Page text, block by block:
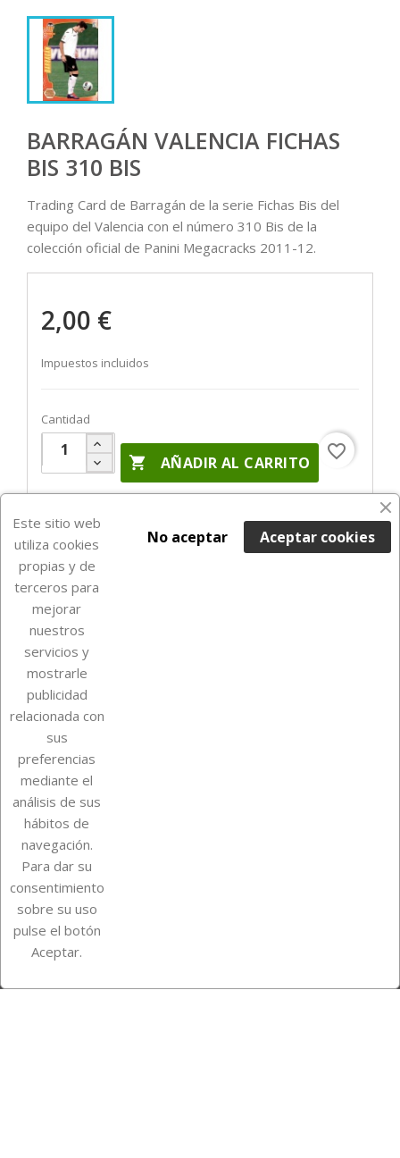
BARRAGÁN VALENCIA FICHAS
BIS 310 BIS
Trading Card de Barragán de la serie Fichas Bis del
equipo del Valencia con el número 310 Bis de la
colección oficial de Panini Megacracks 2011-12.
2,00 €
Impuestos incluidos
Cantidad
 AÑADIR AL CARRITO
favorite_border

Su cuenta
Información de la tienda
InstagramTikTok
Este sitio web
utiliza cookies
propias y de
terceros para
mejorar
nuestros
servicios y
mostrarle
publicidad
relacionada con
sus
preferencias
mediante el
análisis de sus
hábitos de
navegación.
Para dar su
consentimiento
sobre su uso
pulse el botón
Aceptar.
Aceptar cookies
No aceptar